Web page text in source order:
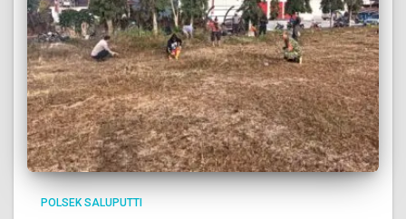
POLSEK SALUPUTTI